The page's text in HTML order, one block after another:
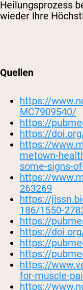
Heilungsprozess
wieder Ihre
Quellen
https://
MC7909540/
https://
https://
https://
metown-
some-signs-
https://
263269
https://
186/1550-
https://
https://
https://
https://
https://
for-muscle-
https://